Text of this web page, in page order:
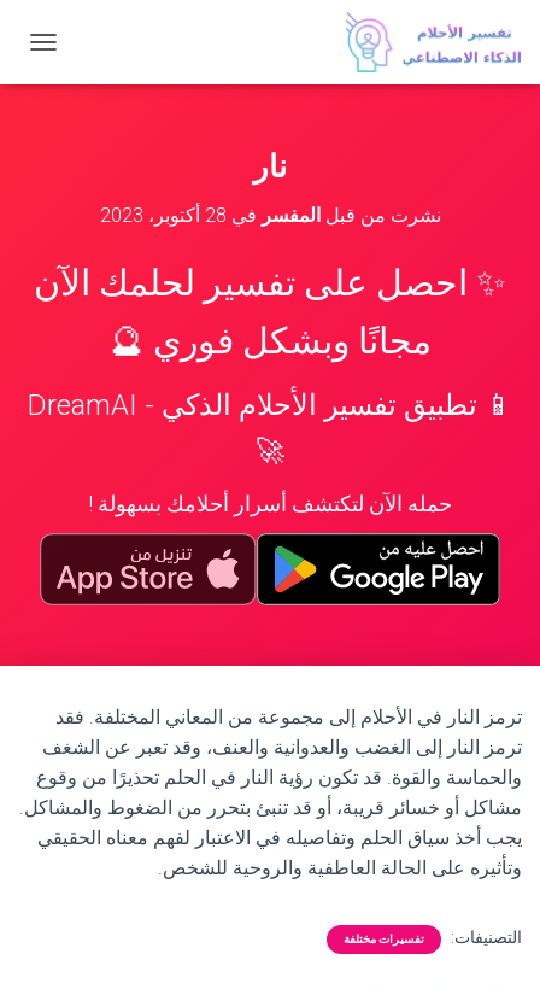
ب
ل
نار
نشرت من قبلالمفسر في 28 أكتوبر، 2023
✨ احصل على تفسير لحلمك الآن
مجانًا وبشكل فوري 🔮
📱 تطبيق تفسير الأحلام الذكي - DreamAI
🚀
حمله الآن لتكتشف أسرار أحلامك بسهولة !
ترمز النار في الأحلام إلى مجموعة من المعاني المختلفة. فقد
ترمز النار إلى الغضب والعدوانية والعنف، وقد تعبر عن الشغف
والحماسة والقوة. قد تكون رؤية النار في الحلم تحذيرًا من وقوع
مشاكل أو خسائر قريبة، أو قد تنبئ بتحرر من الضغوط والمشاكل.
يجب أخذ سياق الحلم وتفاصيله في الاعتبار لفهم معناه الحقيقي
وتأثيره على الحالة العاطفية والروحية للشخص.
التصنيفات: تفسيرات مختلفة